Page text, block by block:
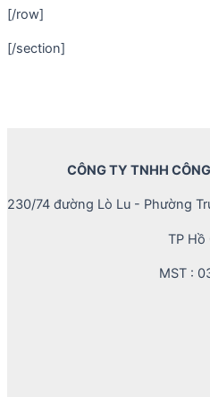
[/row]
[/section]
CÔNG TY TNHH
230/74 đường Lò Lu - Phường
TP Hồ
MST :